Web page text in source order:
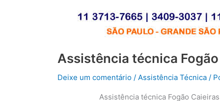
Assistência técnica
Deixe um comentário / Assistência Técnica /
Assistência técnica Fogão